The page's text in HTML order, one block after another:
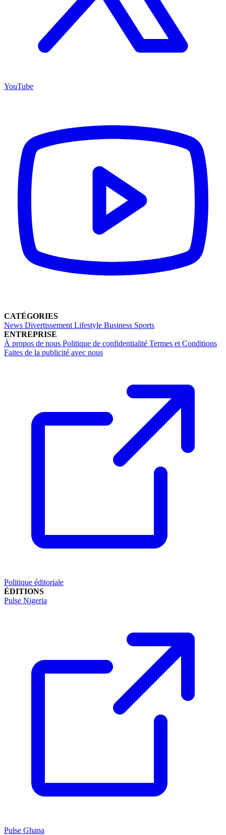
YouTube
CATÉGORIES
News Divertissement Lifestyle Business Sports
ENTREPRISE
À propos de nous Politique de confidentialité Termes et Conditions
Faites de la publicité avec nous
Politique éditoriale
ÉDITIONS
Pulse Nigeria
Pulse Ghana